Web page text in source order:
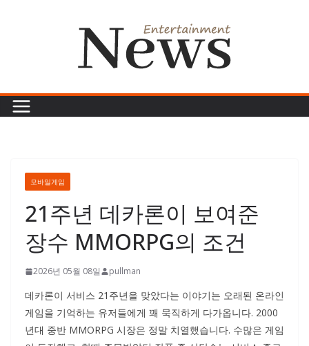
모바일게임
21주년 데카론이 보여준
장수 MMORPG의 조건
2026년 05월 08일 pullman
데카론이 서비스 21주년을 맞았다는 이야기는 오래된 온라인
게임을 기억하는 유저들에게 꽤 묵직하게 다가옵니다. 2000
년대 중반 MMORPG 시장은 정말 치열했습니다. 수많은 게임